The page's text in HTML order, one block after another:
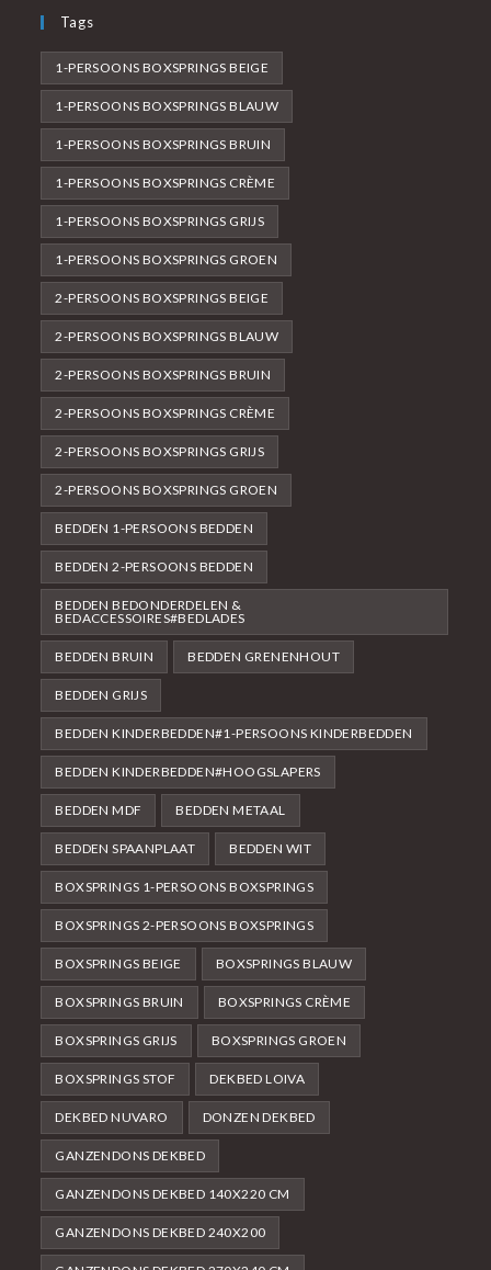
Tags
1-PERSOONS BOXSPRINGS BEIGE
1-PERSOONS BOXSPRINGS BLAUW
1-PERSOONS BOXSPRINGS BRUIN
1-PERSOONS BOXSPRINGS CRÈME
1-PERSOONS BOXSPRINGS GRIJS
1-PERSOONS BOXSPRINGS GROEN
2-PERSOONS BOXSPRINGS BEIGE
2-PERSOONS BOXSPRINGS BLAUW
2-PERSOONS BOXSPRINGS BRUIN
2-PERSOONS BOXSPRINGS CRÈME
2-PERSOONS BOXSPRINGS GRIJS
2-PERSOONS BOXSPRINGS GROEN
BEDDEN 1-PERSOONS BEDDEN
BEDDEN 2-PERSOONS BEDDEN
BEDDEN BEDONDERDELEN &
BEDACCESSOIRES#BEDLADES
BEDDEN BRUIN BEDDEN GRENENHOUT
BEDDEN GRIJS
BEDDEN KINDERBEDDEN#1-PERSOONS KINDERBEDDEN
BEDDEN KINDERBEDDEN#HOOGSLAPERS
BEDDEN MDF BEDDEN METAAL
BEDDEN SPAANPLAAT BEDDEN WIT
BOXSPRINGS 1-PERSOONS BOXSPRINGS
BOXSPRINGS 2-PERSOONS BOXSPRINGS
BOXSPRINGS BEIGE BOXSPRINGS BLAUW
BOXSPRINGS BRUIN BOXSPRINGS CRÈME
BOXSPRINGS GRIJS BOXSPRINGS GROEN
BOXSPRINGS STOF DEKBED LOIVA
DEKBED NUVARO DONZEN DEKBED
GANZENDONS DEKBED
GANZENDONS DEKBED 140X220 CM
GANZENDONS DEKBED 240X200